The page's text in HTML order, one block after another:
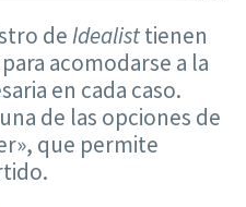
deIdealisttienen
acomodarse a la
en cada caso.
de las opciones de
que permite